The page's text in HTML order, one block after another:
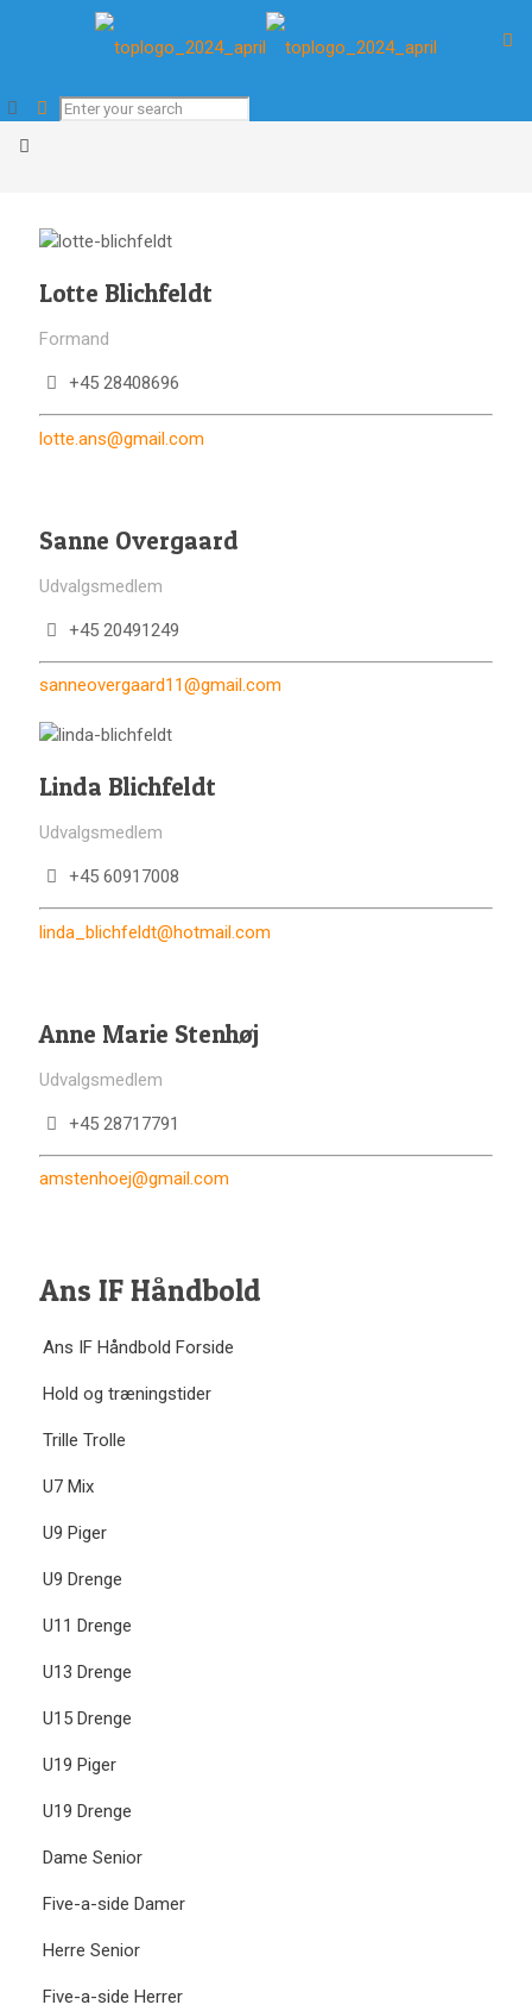
Lotte Blichfeldt
Formand
+45 28408696
lotte.ans@gmail.com
Sanne Overgaard
Udvalgsmedlem
+45 20491249
sanneovergaard11@gmail.com
Linda Blichfeldt
Udvalgsmedlem
+45 60917008
linda_blichfeldt@hotmail.com
Anne Marie Stenhøj
Udvalgsmedlem
+45 28717791
amstenhoej@gmail.com
Ans IF Håndbold
Ans IF Håndbold Forside
Hold og træningstider
Trille Trolle
U7 Mix
U9 Piger
U9 Drenge
U11 Drenge
U13 Drenge
U15 Drenge
U19 Piger
U19 Drenge
Dame Senior
Five-a-side Damer
Herre Senior
Five-a-side Herrer